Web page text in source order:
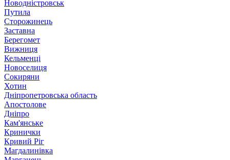
Новодністровськ
Путила
Сторожинець
Заставна
Берегомет
Вижниця
Кельменці
Новоселиця
Сокиряни
Хотин
Дніпропетровська область
Апостолове
Дніпро
Кам'янське
Кринички
Кривий Ріг
Магдалинівка